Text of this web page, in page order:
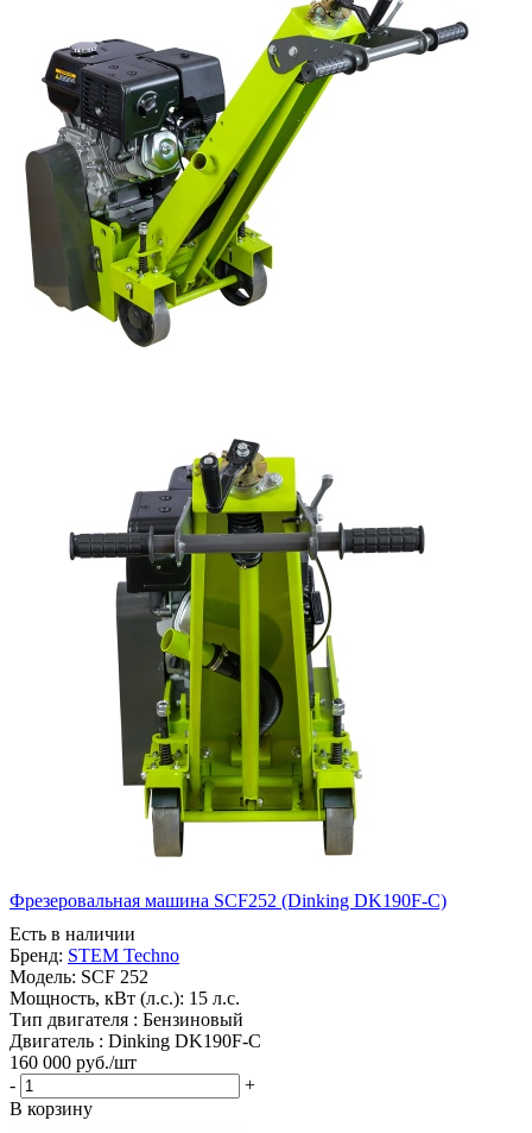
Фрезеровальная машина SCF252 (Dinking DK190F-C)
Есть в наличии
Бренд: STEM Techno
Модель: SCF 252
Мощность, кВт (л.с.): 15 л.с.
Тип двигателя : Бензиновый
Двигатель : Dinking DK190F-C
160 000 руб./шт
-
+
В корзину